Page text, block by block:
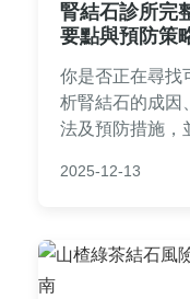
腎結石診所完
要點與預防策
你是否正在尋找
析腎結石的成因
法及預防措施，
最適合的醫療資
2025-12-13